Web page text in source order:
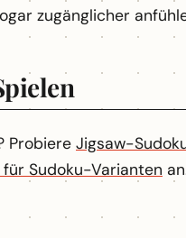
zugänglicher
Probiere Jigsaw-
für Sudoku-Varianten